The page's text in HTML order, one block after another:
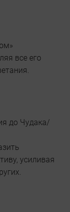
все его
до Чудака/
усиливая